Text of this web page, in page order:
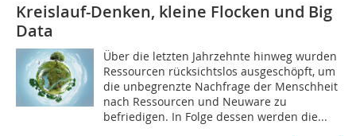
Kreislauf-Denken, kleine Flocken und Big
Data
Über die letzten Jahrzehnte hinweg wurden
Ressourcen rücksichtslos ausgeschöpft, um
die unbegrenzte Nachfrage der Menschheit
nach Ressourcen und Neuware zu
befriedigen. In Folge dessen werden die...